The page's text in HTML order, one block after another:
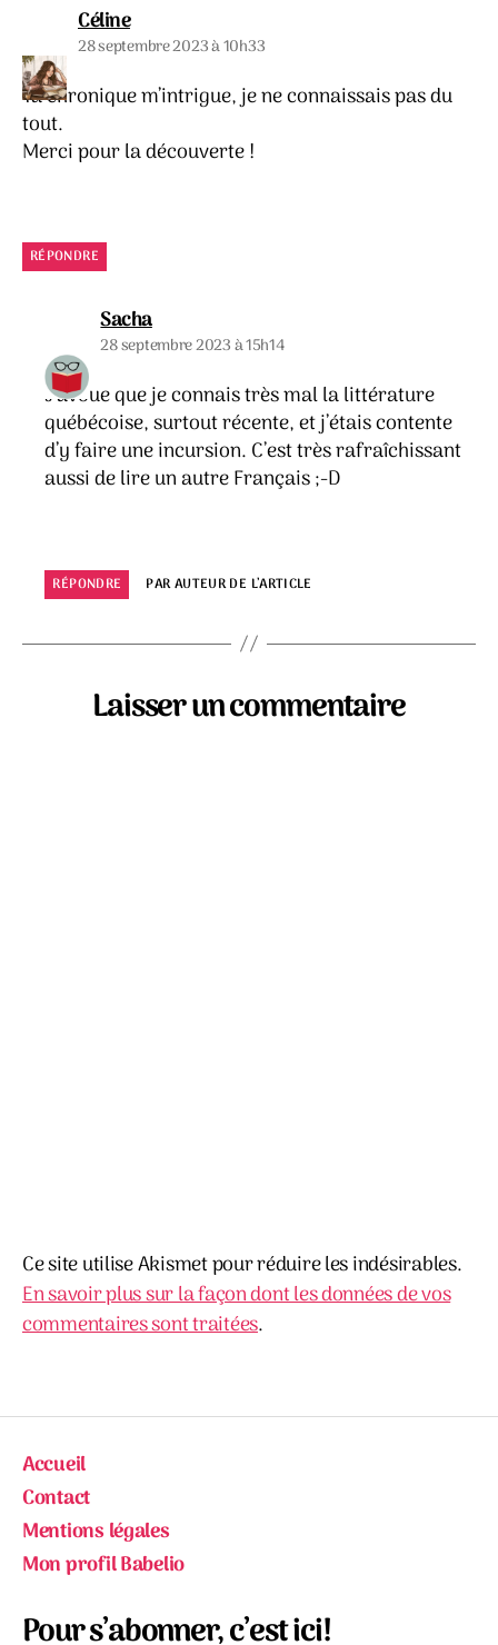
Célinedit :
28 septembre 2023 à 10h33
Ta chronique m’intrigue, je ne connaissais pas du
tout.
Merci pour la découverte !
RÉPONDRE
Sachadit :
28 septembre 2023 à 15h14
J’avoue que je connais très mal la littérature
québécoise, surtout récente, et j’étais contente
d’y faire une incursion. C’est très rafraîchissant
aussi de lire un autre Français ;-D
RÉPONDRE PAR AUTEUR DE L’ARTICLE
Laisser un commentaire
Ce site utilise Akismet pour réduire les indésirables.
En savoir plus sur la façon dont les données de vos
commentaires sont traitées.
Accueil
Contact
Mentions légales
Mon profil Babelio
Pour s’abonner, c’est ici!